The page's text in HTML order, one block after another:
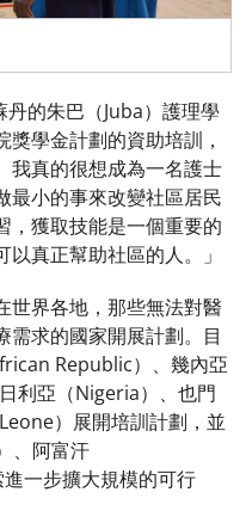
的朱巴（Juba）護理學
學金計劃的資助培訓，
我真的很想成為一名護士
最小的事來改變社區居民
，獲取技能是一個重要的
真正幫助社區的人。」
世界各地，那些無法對醫
需求的國家開展計劃。目
Republic）、幾內亞
利亞（Nigeria）、也門
）展開培訓計劃，並
、阿富汗
一步擴大規模的可行